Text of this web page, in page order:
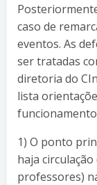
caso de
eventos. As
ser tratadas
diretoria do
lista
1) O ponto
haja
professores)